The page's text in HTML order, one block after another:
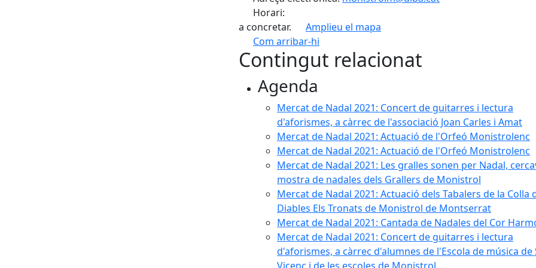
Horari:
a concretar.
Amplieu el mapa
Com arribar-hi
+
Contingut relacionat
Agenda
Mercat de Nadal 2021: Concert de guitarres i lectura
d'aforismes, a càrrec de l'associació Joan Carles i Amat
Mercat de Nadal 2021: Actuació de l'Orfeó Monistrolenc
Mercat de Nadal 2021: Actuació de l'Orfeó Monistrolenc
Mercat de Nadal 2021: Les gralles sonen per Nadal,
mostra de nadales dels Grallers de Monistrol
Mercat de Nadal 2021: Actuació dels Tabalers de la Colla
Diables Els Tronats de Monistrol de Montserrat
Mercat de Nadal 2021: Cantada de Nadales del Cor
Mercat de Nadal 2021: Concert de guitarres i lectura
d'aforismes, a càrrec d'alumnes de l'Escola de música de